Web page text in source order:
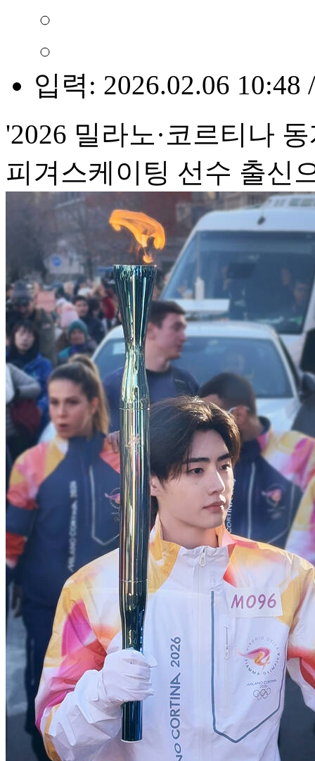
입력: 2026.02.06 10:48
'2026 밀라노·코르티나
피겨스케이팅 선수 출신